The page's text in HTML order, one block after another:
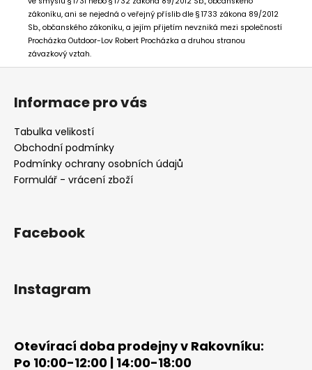
zákoníku, ani se nejedná o veřejný příslib dle § 1733 zákona 89/2012
Sb., občanského zákoníku, a jejím přijetím nevzniká mezi společností
Procházka Outdoor-Lov Robert Procházka a druhou stranou
závazkový vztah.
Z
Informace pro vás
Tabulka velikostí
Obchodní podmínky
Podmínky ochrany osobních údajů
Formulář - vrácení zboží
Facebook
Instagram
Otevírací doba prodejny v Rakovníku:
Po 10:00-12:00 | 14:00-18:00